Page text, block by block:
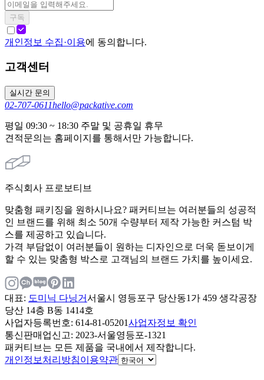
구독
개인정보 수집·이용에 동의합니다.
고객센터
실시간 문의
02-707-0611hello@packative.com
평일 09:30 ~ 18:30 주말 및 공휴일 휴무
견적문의는 홈페이지를 통해서만 가능합니다.
주식회사 프로보티브
맞춤형 패키징을 원하시나요? 패커티브는 여러분들의 성공적
인 브랜드를 위해 최소 50개 수량부터 제작 가능한 커스텀 박
스를 제공하고 있습니다.
가격 부담없이 여러분들이 원하는 디자인으로 더욱 돋보이게
할 수 있는 맞춤형 박스로 고객님의 브랜드 가치를 높이세요.
대표: 도미닉 다닝거서울시 영등포구 당산동1가 459 생각공장
당산 14층 B동 1414호
사업자등록번호: 614-81-05201사업자정보 확인
통신판매업신고: 2023-서울영등포-1321
패커티브는 모든 제품을 국내에서 제작합니다.
개인정보처리방침이용약관